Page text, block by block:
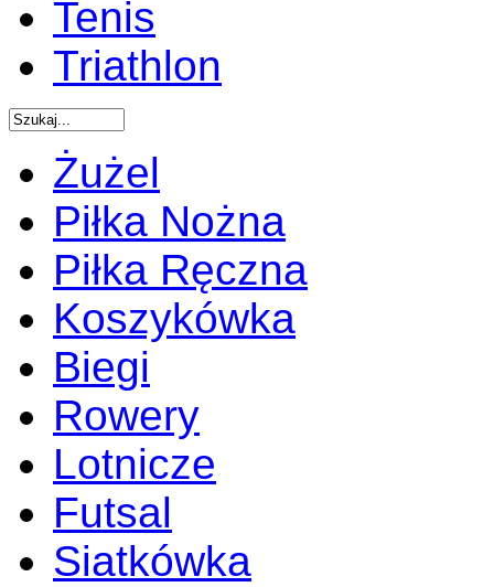
Tenis
Triathlon
Żużel
Piłka Nożna
Piłka Ręczna
Koszykówka
Biegi
Rowery
Lotnicze
Futsal
Siatkówka